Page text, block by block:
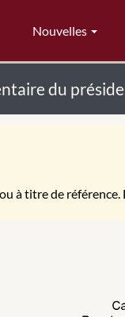
Nouvelles
du
à titre de